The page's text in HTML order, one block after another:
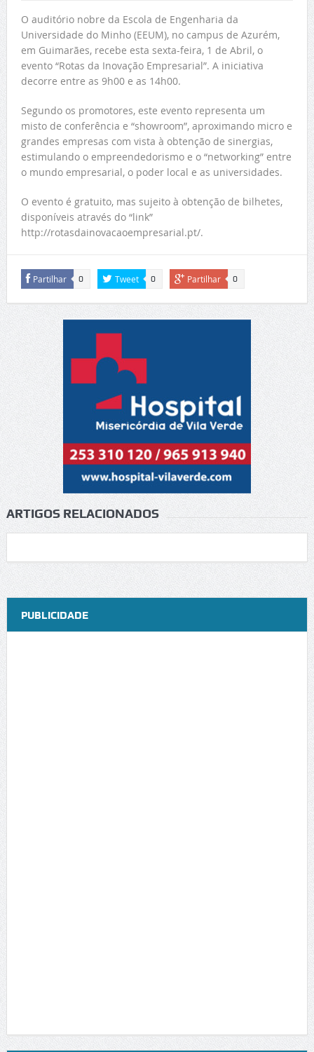
O auditório nobre da Escola de Engenharia da
Universidade do Minho (EEUM), no campus de Azurém,
em Guimarães, recebe esta sexta-feira, 1 de Abril, o
evento “Rotas da Inovação Empresarial”. A iniciativa
decorre entre as 9h00 e as 14h00.
Segundo os promotores, este evento representa um
misto de conferência e “showroom”, aproximando micro e
grandes empresas com vista à obtenção de sinergias,
estimulando o empreendedorismo e o “networking” entre
o mundo empresarial, o poder local e as universidades.
O evento é gratuito, mas sujeito à obtenção de bilhetes,
disponíveis através do “link”
http://rotasdainovacaoempresarial.pt/.
Partilhar 0 Tweet 0 Partilhar 0
ARTIGOS RELACIONADOS
PUBLICIDADE